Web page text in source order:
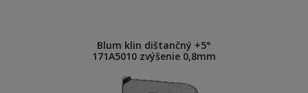
Blum klin dištančný +5°
171A5010 zvýšenie 0,8mm